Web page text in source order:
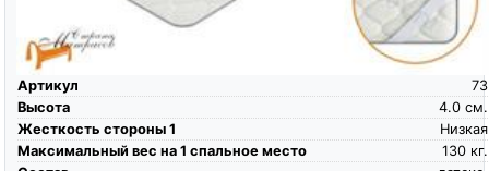
Артикул
73
Высота
см.
4.0
Жесткость стороны 1
Низкая
Максимальный вес на 1 спальное место
кг.
130